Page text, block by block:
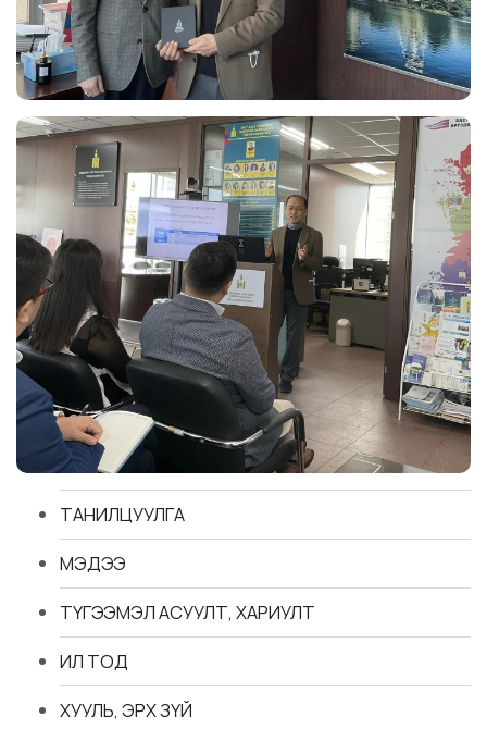
ТАНИЛЦУУЛГА
МЭДЭЭ
ТҮГЭЭМЭЛ АСУУЛТ, ХАРИУЛТ
ИЛ ТОД
ХУУЛЬ, ЭРХ ЗҮЙ